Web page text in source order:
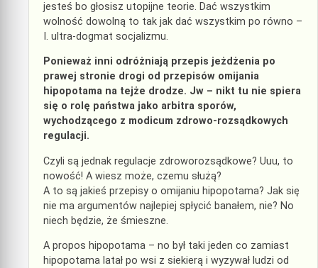
jesteś bo głosisz utopijne teorie. Dać wszystkim
wolność dowolną to tak jak dać wszystkim po równo –
I. ultra-dogmat socjalizmu.
Ponieważ inni odróżniają przepis jeżdżenia po
prawej stronie drogi od przepisów omijania
hipopotama na tejże drodze. Jw – nikt tu nie spiera
się o rolę państwa jako arbitra sporów,
wychodzącego z modicum zdrowo-rozsądkowych
regulacji.
Czyli są jednak regulacje zdroworozsądkowe? Uuu, to
nowość! A wiesz może, czemu służą?
A to są jakieś przepisy o omijaniu hipopotama? Jak się
nie ma argumentów najlepiej spłycić banałem, nie? No
niech będzie, że śmieszne.
A propos hipopotama – no był taki jeden co zamiast
hipopotama latał po wsi z siekierą i wyzywał ludzi od